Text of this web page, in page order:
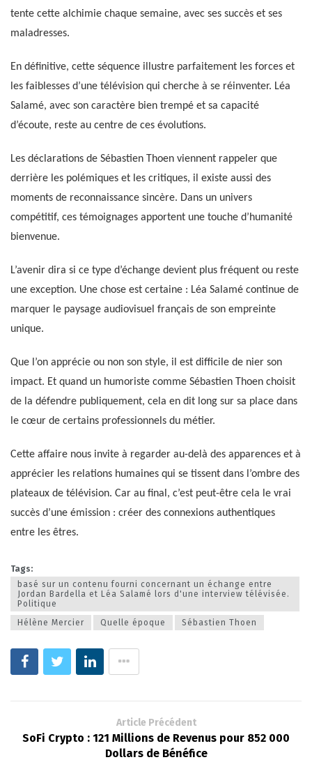
tente cette alchimie chaque semaine, avec ses succès et ses
maladresses.
En définitive, cette séquence illustre parfaitement les forces et
les faiblesses d’une télévision qui cherche à se réinventer. Léa
Salamé, avec son caractère bien trempé et sa capacité
d’écoute, reste au centre de ces évolutions.
Les déclarations de Sébastien Thoen viennent rappeler que
derrière les polémiques et les critiques, il existe aussi des
moments de reconnaissance sincère. Dans un univers
compétitif, ces témoignages apportent une touche d’humanité
bienvenue.
L’avenir dira si ce type d’échange devient plus fréquent ou reste
une exception. Une chose est certaine : Léa Salamé continue de
marquer le paysage audiovisuel français de son empreinte
unique.
Que l’on apprécie ou non son style, il est difficile de nier son
impact. Et quand un humoriste comme Sébastien Thoen choisit
de la défendre publiquement, cela en dit long sur sa place dans
le cœur de certains professionnels du métier.
Cette affaire nous invite à regarder au-delà des apparences et à
apprécier les relations humaines qui se tissent dans l’ombre des
plateaux de télévision. Car au final, c’est peut-être cela le vrai
succès d’une émission : créer des connexions authentiques
entre les êtres.
Tags:
basé sur un contenu fourni concernant un échange entre
Jordan Bardella et Léa Salamé lors d'une interview télévisée.
Politique
Hélène Mercier
Quelle époque Sébastien Thoen
Article Précédent
SoFi Crypto : 121 Millions de Revenus pour 852 000
Dollars de Bénéfice